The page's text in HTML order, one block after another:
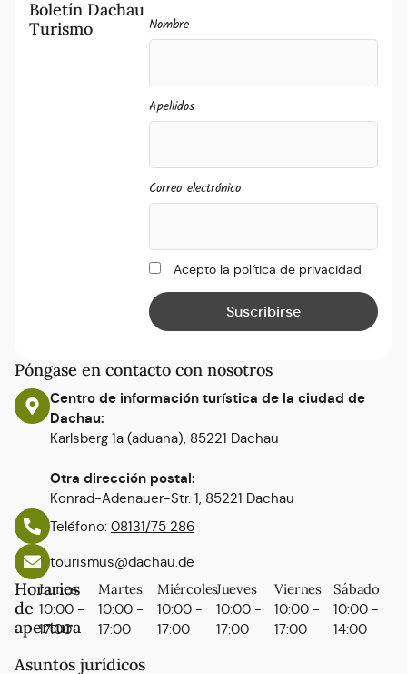
Póngase en contacto con nosotros
Centro de información turística de la ciudad de
Dachau:
Karlsberg 1a (aduana), 85221 Dachau
Otra dirección postal:
Konrad-Adenauer-Str. 1, 85221 Dachau
Teléfono: 08131/75 286
tourismus@dachau.de
Horarios
de
apertura
Lunes
10:00 -
17:00
Martes
10:00 -
17:00
Miércoles
10:00 -
17:00
Jueves
10:00 -
17:00
Viernes
10:00 -
17:00
Sábado
10:00 -
14:00
Asuntos jurídicos
Boletín Dachau
Turismo
Nombre
Apellidos
Correo electrónico
Acepto la política de privacidad